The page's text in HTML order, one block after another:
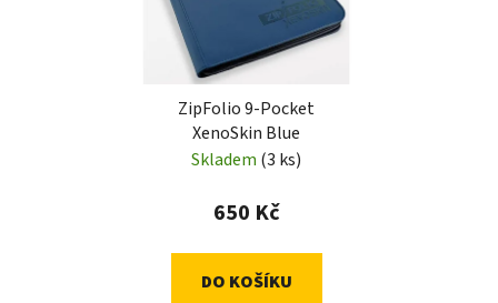
ZipFolio 9-Pocket
XenoSkin Blue
Skladem (3 ks)
650 Kč
DO KOŠÍKU